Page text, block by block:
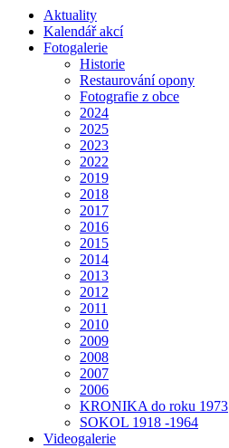
Aktuality
Kalendář akcí
Fotogalerie
Historie
Restaurování opony
Fotografie z obce
2024
2025
2023
2022
2019
2018
2017
2016
2015
2014
2013
2012
2011
2010
2009
2008
2007
2006
KRONIKA do roku 1973
SOKOL 1918 -1964
Videogalerie